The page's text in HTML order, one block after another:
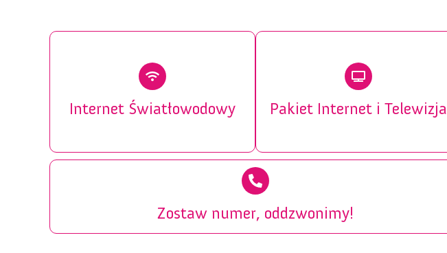
Internet Światłowodowy Pakiet Internet i Telewizja
Zostaw numer, oddzwonimy!